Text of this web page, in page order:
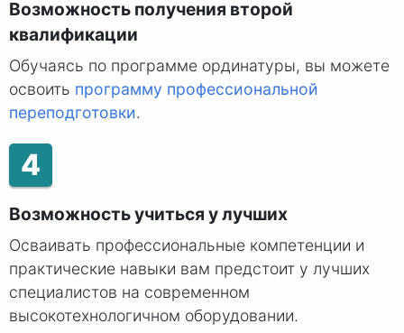
Возможность получения второй
квалификации
Обучаясь по программе ординатуры, вы можете
освоить программу профессиональной
переподготовки.
4
Возможность учиться у лучших
Осваивать профессиональные компетенции и
практические навыки вам предстоит у лучших
специалистов на современном
высокотехнологичном оборудовании.